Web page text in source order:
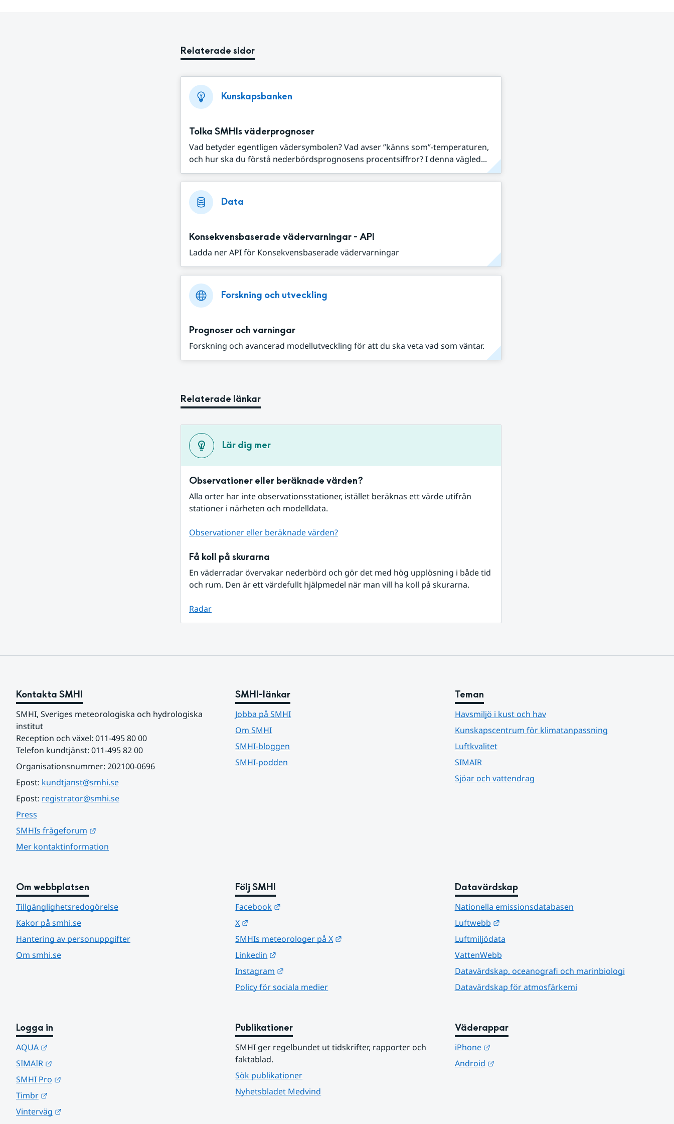
Relaterade sidor
Kunskapsbanken
Tolka SMHIs väderprognoser
Vad betyder egentligen vädersymbolen? Vad avser ”känns som”-temperaturen,
och hur ska du förstå nederbördsprognosens procentsiffror? I denna vägled...
Data
Konsekvensbaserade vädervarningar - API
Ladda ner API för Konsekvensbaserade vädervarningar
Forskning och utveckling
Prognoser och varningar
Forskning och avancerad modellutveckling för att du ska veta vad som väntar.
Relaterade länkar
Lär dig mer
Observationer eller beräknade värden?
Alla orter har inte observationsstationer, istället beräknas ett värde utifrån
stationer i närheten och modelldata.
Observationer eller beräknade värden?
Få koll på skurarna
En väderradar övervakar nederbörd och gör det med hög upplösning i både tid
och rum. Den är ett värdefullt hjälpmedel när man vill ha koll på skurarna.
Radar
Kontakta SMHI
SMHI, Sveriges meteorologiska och hydrologiska
institut
Reception och växel: 011-495 80 00
Telefon kundtjänst: 011-495 82 00
Organisationsnummer: 202100-0696
Epost: kundtjanst@smhi.se
Epost: registrator@smhi.se
Press
SMHIs frågeforum
Mer kontaktinformation
SMHI-länkar
Jobba på SMHI
Om SMHI
SMHI-bloggen
SMHI-podden
Teman
Havsmiljö i kust och hav
Kunskapscentrum för klimatanpassning
Luftkvalitet
SIMAIR
Sjöar och vattendrag
Om webbplatsen
Tillgänglighetsredogörelse
Kakor på smhi.se
Hantering av personuppgifter
Om smhi.se
Följ SMHI
Facebook
X
SMHIs meteorologer på X
Linkedin
Instagram
Policy för sociala medier
Datavärdskap
Nationella emissionsdatabasen
Luftwebb
Länk till annan webbplats.
Luftmiljödata
VattenWebb
Datavärdskap, oceanografi och marinbiologi
Datavärdskap för atmosfärkemi
Logga in
AQUA
SIMAIR
SMHI Pro
Timbr
Vinterväg
Publikationer
SMHI ger regelbundet ut tidskrifter, rapporter och
faktablad.
Sök publikationer
Nyhetsbladet Medvind
Väderappar
iPhone
Länk till annan webbplats.
Android
Länk till annan webbplats.